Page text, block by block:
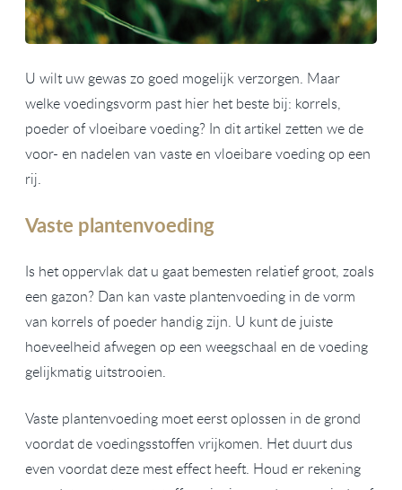
U wilt uw gewas zo goed mogelijk verzorgen. Maar
welke voedingsvorm past hier het beste bij: korrels,
poeder of vloeibare voeding? In dit artikel zetten we de
voor- en nadelen van vaste en vloeibare voeding op een
rij.
Vaste plantenvoeding
Is het oppervlak dat u gaat bemesten relatief groot, zoals
een gazon? Dan kan vaste plantenvoeding in de vorm
van korrels of poeder handig zijn. U kunt de juiste
hoeveelheid afwegen op een weegschaal en de voeding
gelijkmatig uitstrooien.
Vaste plantenvoeding moet eerst oplossen in de grond
voordat de voedingsstoffen vrijkomen. Het duurt dus
even voordat deze mest effect heeft. Houd er rekening